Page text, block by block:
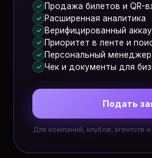
✓ Продажа билетов и QR-
✓ Расширенная аналитика
✓ Верифицированный
✓ Приоритет в ленте и
✓ Персональный менеджер
✓ Чек и документы для
Подать
Для компаний, клубов, агентств